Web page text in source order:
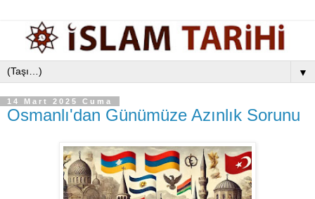
▼
14 Mart 2025 Cuma
Osmanlı'dan Günümüze Azınlık Sorunu